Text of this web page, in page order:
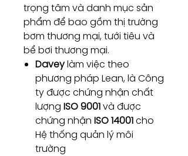
trọng tâm và danh mục sản
phẩm để bao gồm thị trường
bơm thương mại, tưới tiêu và
bể bơi thương mại.
Daveylàm việc theo
phương pháp Lean, là Công
ty được chứng nhận chất
lượng ISO 9001và được
chứng nhận ISO 14001cho
Hệ thống quản lý môi
trường